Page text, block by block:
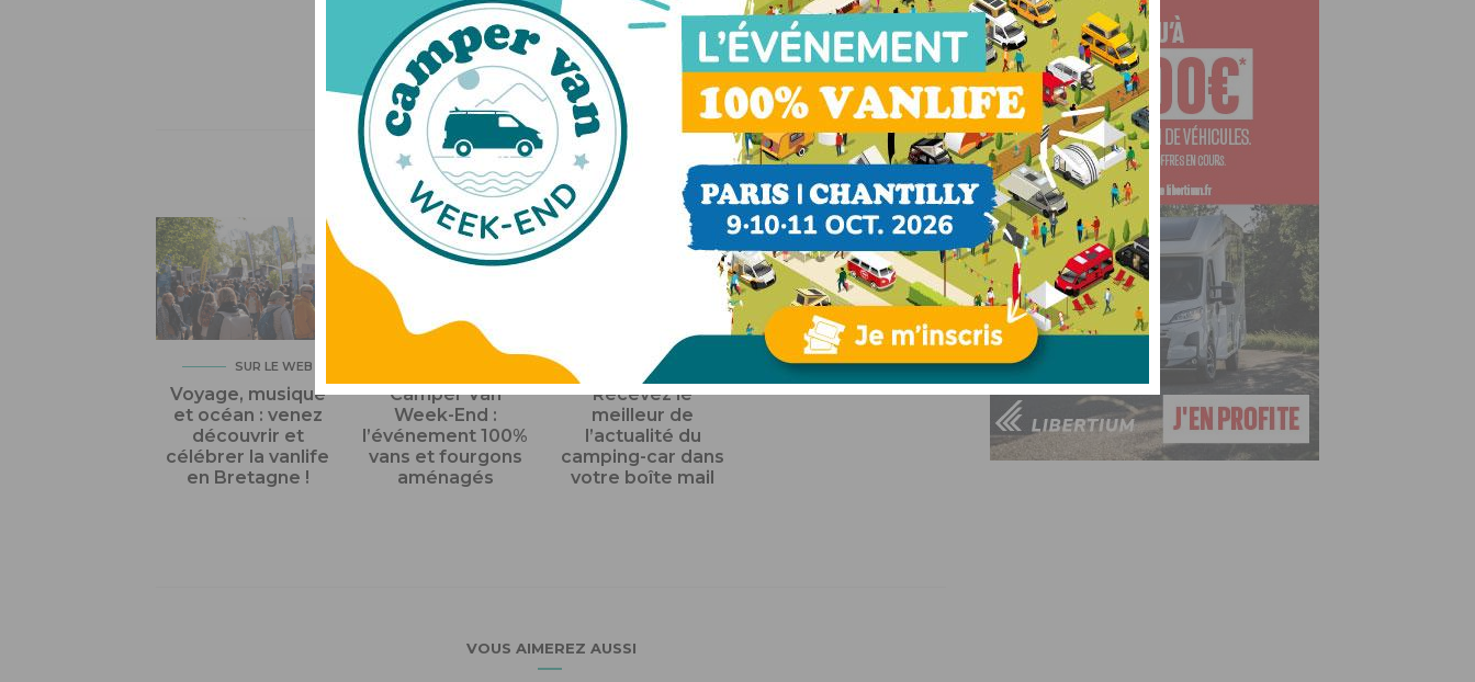
La rédaction
AILLEURS SUR LE WEB
SUR LE WEB
Voyage, musique
et océan : venez
découvrir et
célébrer la vanlife
en Bretagne !
Camper Van
Week-End :
l’événement 100%
vans et fourgons
aménagés
SUR LE WEB
Recevez le
meilleur de
l’actualité du
camping-car dans
votre boîte mail
VOUS AIMEREZ AUSSI